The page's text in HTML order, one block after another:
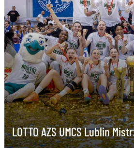
LOTTO AZS UMCS Lublin